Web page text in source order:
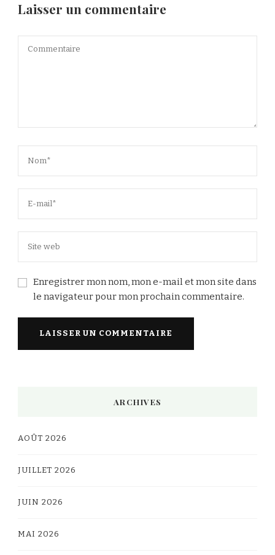
Laisser un commentaire
Enregistrer mon nom, mon e-mail et mon site dans
le navigateur pour mon prochain commentaire.
ARCHIVES
AOÛT 2026
JUILLET 2026
JUIN 2026
MAI 2026